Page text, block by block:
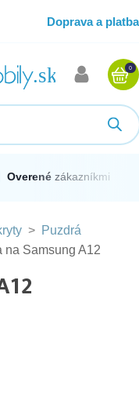
Doprava a platba
0
Overené zákazníkmi
> Puzdrá
na Samsung A12